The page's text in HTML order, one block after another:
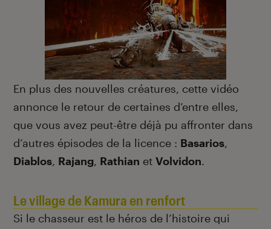
En plus des nouvelles créatures, cette vidéo
annonce le retour de certaines d’entre elles,
que vous avez peut-être déjà pu affronter dans
d’autres épisodes de la licence : Basarios,
Diablos, Rajang, Rathian et Volvidon.
Le village de Kamura en renfort
Si le chasseur est le héros de l’histoire qui